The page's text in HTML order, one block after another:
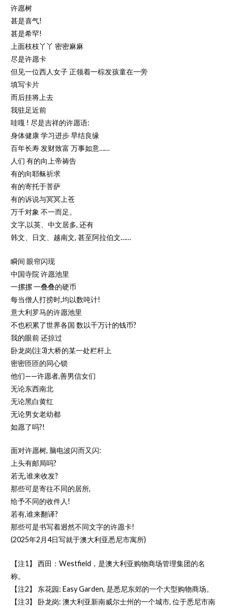
许愿树
甚是喜气!
甚是希罕!
上面枝枝丫丫 密密麻麻
尽是许愿卡
但见一位西人女子 正领着一棕发孩童在一旁
填写卡片
而后挂将上去
我驻足近前
哇嘎 ! 尽是吉祥的许愿语:
身体健康 学习进步 早结良缘
百年长寿 发财致富 万事如意……
人们 有的向上帝祷告
有的向耶稣祈求
有的寄托于菩萨
有的诉说与冥冥上苍
万千对象 不一而足。
文字,以英、中文居多, 还有
韩文、日文、越南文, 甚至阿拉伯文……
瞬间 眼帘闪现
中国寺院 许愿池里
一摞摞 一叠叠的硬币
每当僧人打捞时,均以数吨计!
意大利罗马的许愿池里
不也积累了世界各国 数以千万计的钱币?
我的眼前 还掠过
卧龙岗(注3)大桥的某一处栏杆上
密密匝匝的同心锁
他们——许愿者,善男信女们
无论东西南北
无论黑白黄红
无论男女老幼都
如愿了吗?!
面对许愿树, 脑电波闪而又闪:
上头有邮局吗?
若无,谁来收发?
那些可是寄往不同的居所,
给予不同的收件人!
若有,谁来翻译?
那些可是书写着迥然不同文字的许愿卡!
(2025年2月4日写就于澳大利亚悉尼市寓所)
【注1】 西田：Westfield，是澳大利亚购物商场管理集团的名
称。
【注2】 东花园: Easy Garden, 是悉尼东郊的一个大型购物商场。
【注3】 卧龙岗: 澳大利亚新南威尔士州的一个城市, 位于悉尼市南